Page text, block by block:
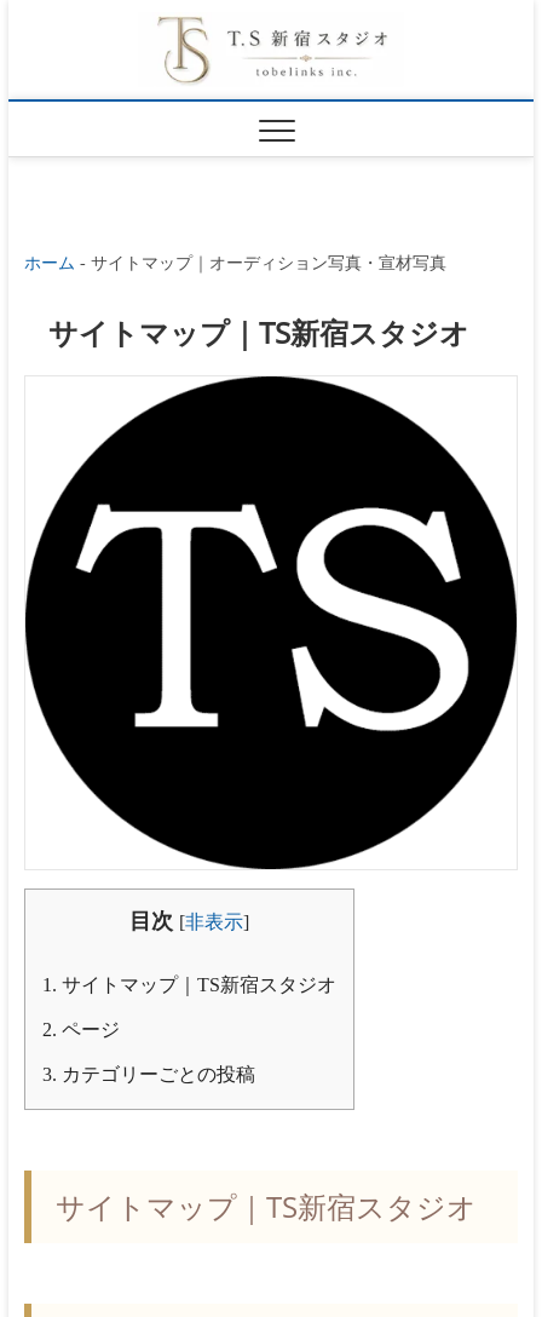
i
ー
シ
ン
写真
写真
｜
TS
新宿
ス
タ
ジ
オ
ホーム - サイトマップ｜オーディション写真・宣材写真
サイトマップ｜TS新宿スタジオ
目次 [非表示]
1. サイトマップ｜TS新宿スタジオ
2. ページ
3. カテゴリーごとの投稿
サイトマップ｜TS新宿スタジオ